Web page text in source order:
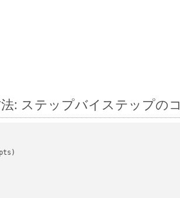
: ステップバイステップの